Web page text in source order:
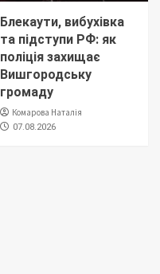
Блекаути, вибухівка
та підступи РФ: як
поліція захищає
Вишгородську
громаду
Комарова Наталія
07.08.2026